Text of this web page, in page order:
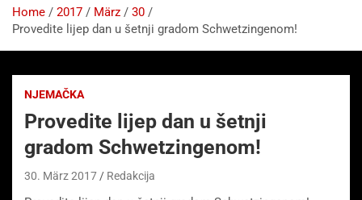
Home 2017 März
30
Provedite lijep dan u šetnji gradom Schwetzingenom!
NJEMAČKA
Provedite lijep dan u šetnji
gradom Schwetzingenom!
30. März 2017 Redakcija